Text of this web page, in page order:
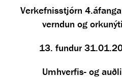
Verkefnisstjórn
verndun og
13. fundur
Umhverfis- og